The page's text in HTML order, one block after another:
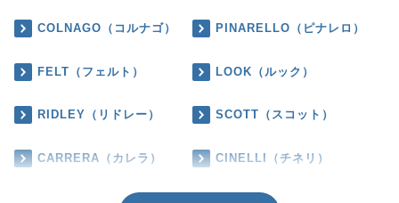
COLNAGO（コルナゴ） PINARELLO（ピナレロ）
FELT（フェルト） LOOK（ルック）
RIDLEY（リドレー） SCOTT（スコット）
CARRERA（カレラ） CINELLI（チネリ）